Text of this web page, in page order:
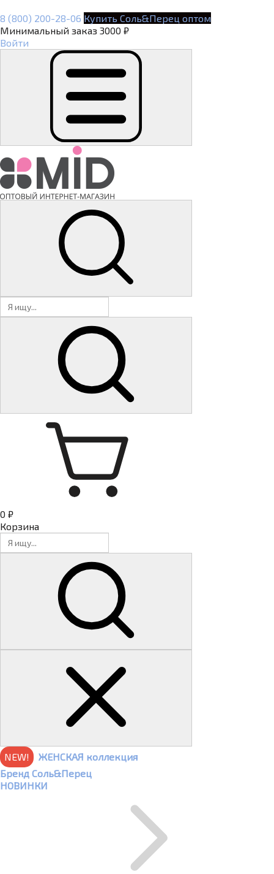
8 (800) 200-28-06 Купить Соль&Перец оптом
Минимальный заказ 3000 ₽
Войти
0 ₽
Корзина
NEW!
ЖЕНСКАЯ коллекция
Бренд Соль&Перец
НОВИНКИ